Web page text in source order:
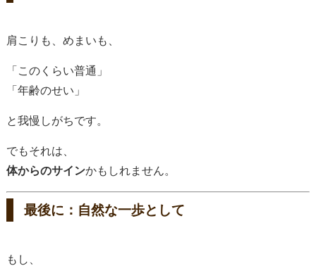
肩こりも、めまいも、
「このくらい普通」
「年齢のせい」
と我慢しがちです。
でもそれは、
体からのサインかもしれません。
最後に：自然な一歩として
もし、